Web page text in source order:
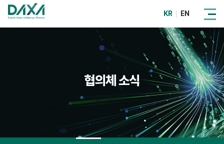
KR EN
협의체 소식